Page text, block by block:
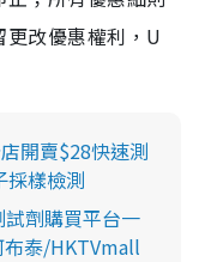
改優惠權利，U
開賣$28快速測
採樣檢測
試劑購買平台一
泰/HKTVmall